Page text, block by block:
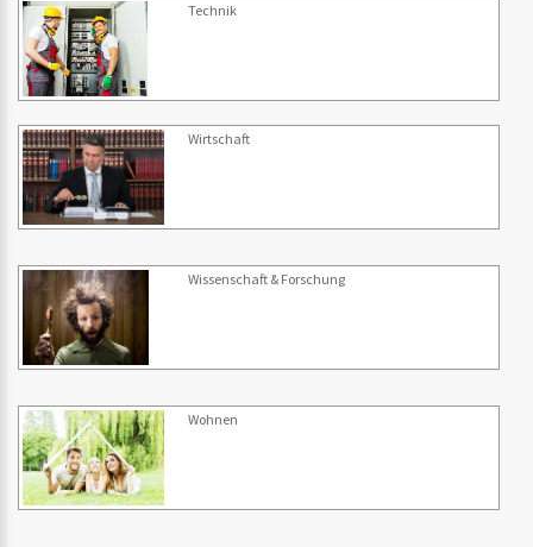
Technik
Wirtschaft
Wissenschaft & Forschung
Wohnen